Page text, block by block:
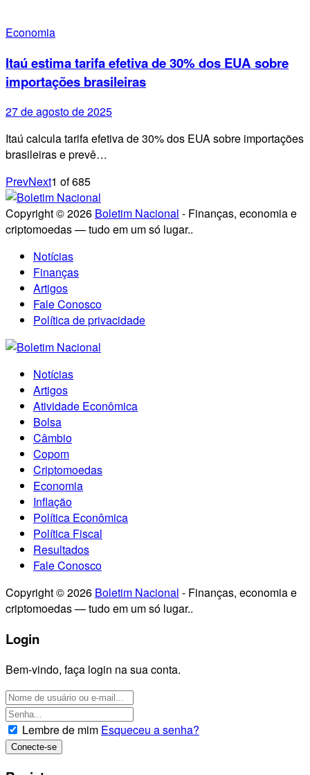
Economia
Itaú estima tarifa efetiva de 30% dos EUA sobre
importações brasileiras
27 de agosto de 2025
Itaú calcula tarifa efetiva de 30% dos EUA sobre importações
brasileiras e prevê…
PrevNext1 of685
Copyright © 2026 Boletim Nacional - Finanças, economia e
criptomoedas — tudo em um só lugar..
Notícias
Finanças
Artigos
Fale Conosco
Política de privacidade
Notícias
Artigos
Atividade Econômica
Bolsa
Câmbio
Copom
Criptomoedas
Economia
Inflação
Política Econômica
Política Fiscal
Resultados
Fale Conosco
Copyright © 2026 Boletim Nacional - Finanças, economia e
criptomoedas — tudo em um só lugar..
Login
Bem-vindo, faça login na sua conta.
Lembre de mim Esqueceu a senha?